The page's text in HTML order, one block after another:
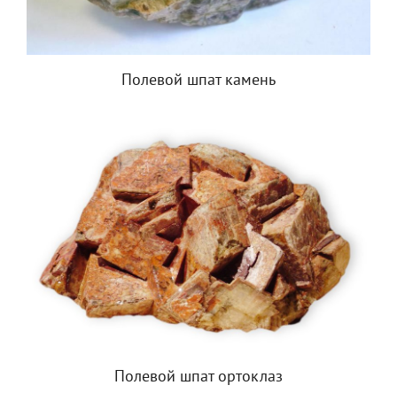
Полевой шпат камень
Полевой шпат ортоклаз